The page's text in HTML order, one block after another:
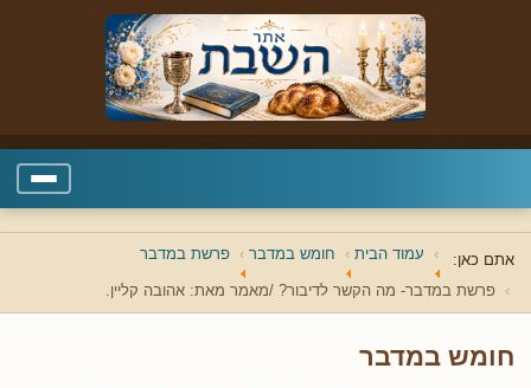
אתם כאן: עמוד הבית חומש במדבר פרשת במדבר
פרשת במדבר- מה הקשר לדיבור? /מאמר מאת: אהובה קליין.
חומש במדבר